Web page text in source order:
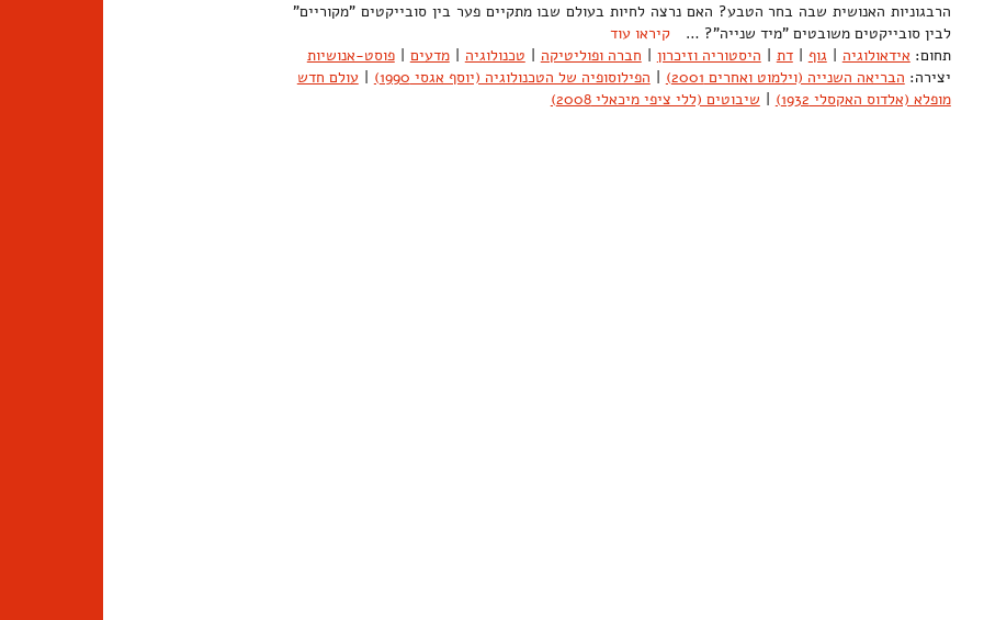
הרבגוניות האנושית שבה בחר הטבע? האם נרצה לחיות בעולם שבו מתקיים פער בין סובייקטים "מקוריים"
לבין סובייקטים משובטים "מיד שנייה"? …קיראו עוד
תחום: אידאולוגיה | גוף | דת | היסטוריה וזיכרון | חברה ופוליטיקה | טכנולוגיה | מדעים | פוסט-אנושיות
יצירה: הבריאה השנייה (וילמוט ואחרים 2001) | הפילוסופיה של הטכנולוגיה (יוסף אגסי 1990) | עולם חדש
מופלא (אלדוס האקסלי 1932)
| שיבוטים (ללי ציפי מיכאלי 2008)